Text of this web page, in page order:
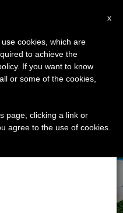
‘la
Vida’
×
haremos la pausa
el periodo de verano
y también el
x
cookies, which are
to achieve the
If you want to know
or some of the cookies,
page, clicking a link or
agree to the use of cookies.